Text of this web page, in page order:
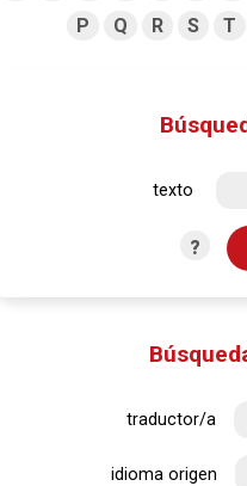
P
Q R S T
texto
?
traductor/a
idioma origen